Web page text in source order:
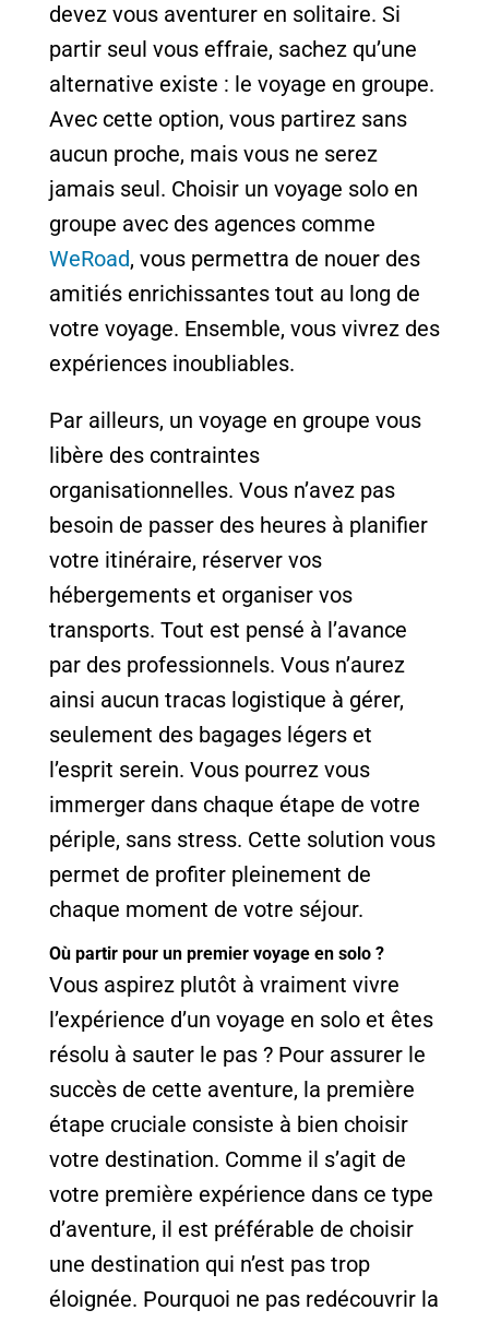
devez vous aventurer en solitaire. Si
partir seul vous effraie, sachez qu’une
alternative existe : le voyage en groupe.
Avec cette option, vous partirez sans
aucun proche, mais vous ne serez
jamais seul. Choisir un voyage solo en
groupe avec des agences comme
WeRoad, vous permettra de nouer des
amitiés enrichissantes tout au long de
votre voyage. Ensemble, vous vivrez des
expériences inoubliables.
Par ailleurs, un voyage en groupe vous
libère des contraintes
organisationnelles. Vous n’avez pas
besoin de passer des heures à planifier
votre itinéraire, réserver vos
hébergements et organiser vos
transports. Tout est pensé à l’avance
par des professionnels. Vous n’aurez
ainsi aucun tracas logistique à gérer,
seulement des bagages légers et
l’esprit serein. Vous pourrez vous
immerger dans chaque étape de votre
périple, sans stress. Cette solution vous
permet de profiter pleinement de
chaque moment de votre séjour.
Où partir pour un premier voyage en solo ?
Vous aspirez plutôt à vraiment vivre
l’expérience d’un voyage en solo et êtes
résolu à sauter le pas ? Pour assurer le
succès de cette aventure, la première
étape cruciale consiste à bien choisir
votre destination. Comme il s’agit de
votre première expérience dans ce type
d’aventure, il est préférable de choisir
une destination qui n’est pas trop
éloignée. Pourquoi ne pas redécouvrir la